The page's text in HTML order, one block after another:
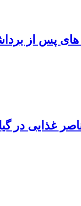
های پس از